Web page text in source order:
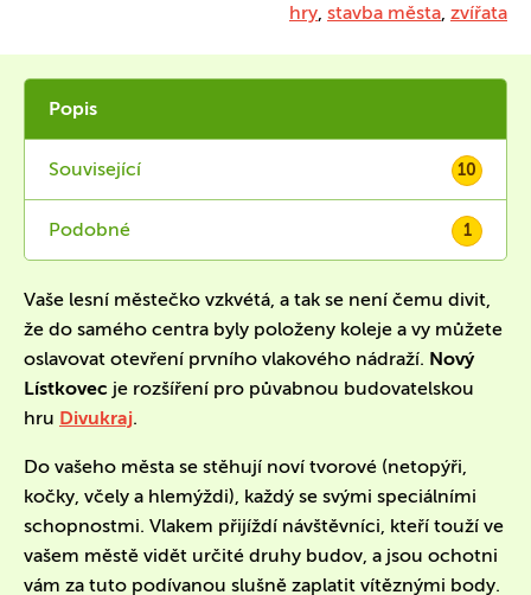
hry, stavba města, zvířata
Popis
Související 10
Podobné 1
Vaše lesní městečko vzkvétá, a tak se není čemu divit,
že do samého centra byly položeny koleje a vy můžete
oslavovat otevření prvního vlakového nádraží. Nový
Lístkovec je rozšíření pro půvabnou budovatelskou
hru Divukraj.
Do vašeho města se stěhují noví tvorové (netopýři,
kočky, včely a hlemýždi), každý se svými speciálními
schopnostmi. Vlakem přijíždí návštěvníci, kteří touží ve
vašem městě vidět určité druhy budov, a jsou ochotni
vám za tuto podívanou slušně zaplatit vítěznými body.